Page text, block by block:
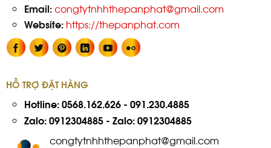
Email:congtytnhhthepanphat@gmail.com
Website: https://thepanphat.com
HỖ TRỢ ĐẶT HÀNG
Hotline:0568.162.626- 091.230.4885
Zalo: 0912304885- Zalo: 0912304885
congtytnhhthepanphat@gmail.com